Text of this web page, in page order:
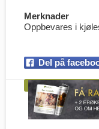
Merknader
Oppbevares i
Del på